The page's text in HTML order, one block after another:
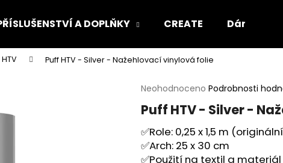
A DOPLŇKY CREATE Dárkový
Puff HTV - Silver - Nažehlovací vinylová folie
Průměrné
produktu
0,0
z
5
Neohodnoceno Podrobnosti
Puff HTV - Silver -
✅Role: 0,25 x 1,5 m
✅Arch: 25 x 30 cm
✅Použití na textil a
Co potřebujete najít?
HLEDAT